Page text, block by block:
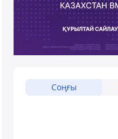
Соңғы